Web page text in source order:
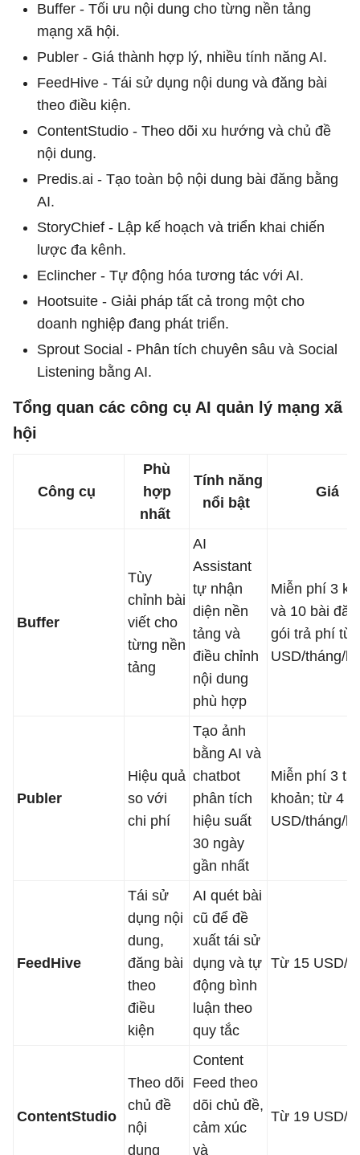
Buffer - Tối ưu nội dung cho từng nền tảng
mạng xã hội.
Publer - Giá thành hợp lý, nhiều tính năng AI.
FeedHive - Tái sử dụng nội dung và đăng bài
theo điều kiện.
ContentStudio - Theo dõi xu hướng và chủ đề
nội dung.
Predis.ai - Tạo toàn bộ nội dung bài đăng bằng
AI.
StoryChief - Lập kế hoạch và triển khai chiến
lược đa kênh.
Eclincher - Tự động hóa tương tác với AI.
Hootsuite - Giải pháp tất cả trong một cho
doanh nghiệp đang phát triển.
Sprout Social - Phân tích chuyên sâu và Social
Listening bằng AI.
Tổng quan các công cụ AI quản lý mạng xã
hội
Công cụ
Phù
hợp
nhất
Tính năng
nổi bật
Giá
Buffer
Tùy
chỉnh bài
viết cho
từng nền
tảng
AI
Assistant
tự nhận
diện nền
tảng và
điều chỉnh
nội dung
phù hợp
Miễn phí 3
và 10 bài
gói trả phí từ
USD/tháng/
Publer
Hiệu quả
so với
chi phí
Tạo ảnh
bằng AI và
chatbot
phân tích
hiệu suất
30 ngày
gần nhất
Miễn phí 3 tài
khoản; từ 4
USD/tháng/
FeedHive
Tái sử
dụng nội
dung,
đăng bài
theo
điều
kiện
AI quét bài
cũ để đề
xuất tái sử
dụng và tự
động bình
luận theo
quy tắc
Từ 15 USD/
ContentStudio
Theo dõi
chủ đề
nội
dung
Content
Feed theo
dõi chủ đề,
cảm xúc
và
Từ 19 USD/